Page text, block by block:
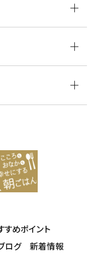
すめポイント
ログ 新着情報